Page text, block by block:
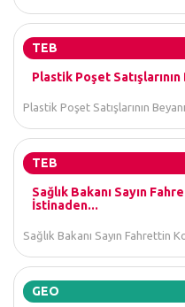
TEB
Plastik Poşet Satışlarının
Plastik Poşet Satışlarının
TEB
Sağlık Bakanı Sayın
İstinaden...
Sağlık Bakanı Sayın Fahrettin
GEO